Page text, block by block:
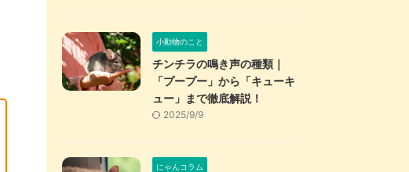
小動物のこと
チンチラの鳴き声の種類｜
「プープー」から「キューキ
ュー」まで徹底解説！
2025/9/9
にゃんコラム